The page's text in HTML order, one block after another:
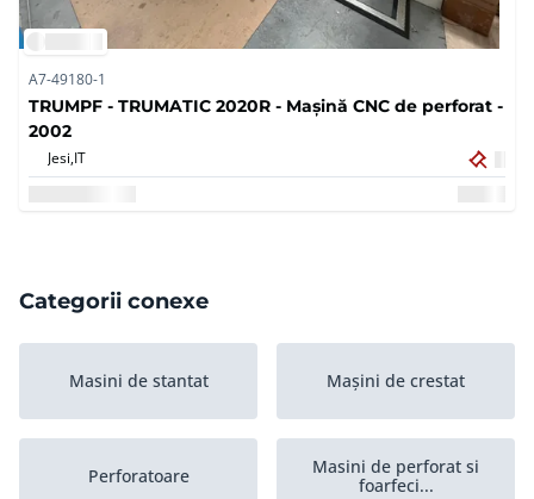
A7-49180-1
TRUMPF - TRUMATIC 2020R - Mașină CNC de perforat -
2002
Jesi,IT
Categorii conexe
Masini de stantat Mașini de crestat
Perforatoare
Masini de perforat si
foarfeci...